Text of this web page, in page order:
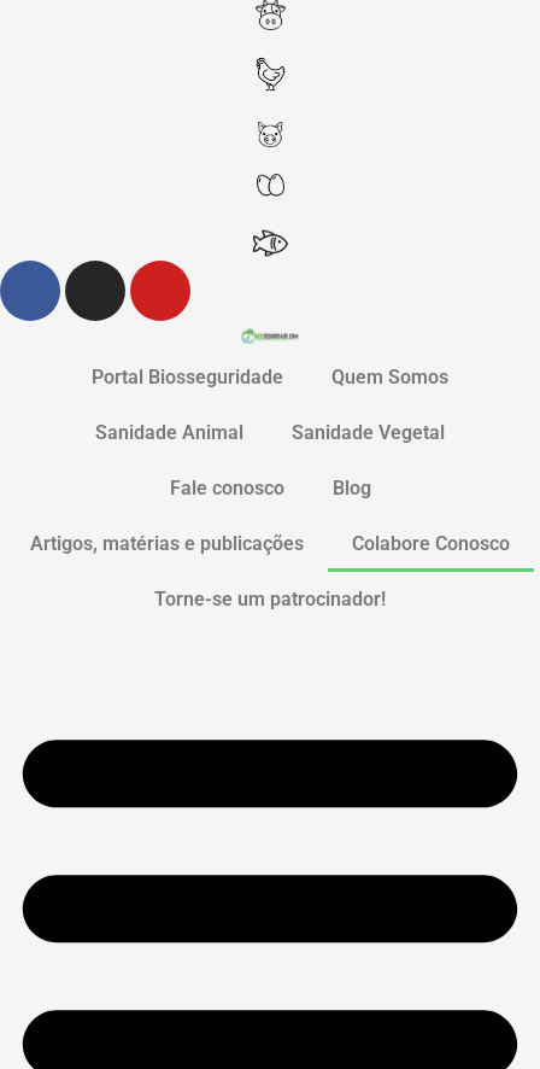
Portal Biosseguridade Quem Somos
Sanidade Animal Sanidade Vegetal
Fale conosco Blog
Artigos, matérias e publicações Colabore Conosco
Torne-se um patrocinador!